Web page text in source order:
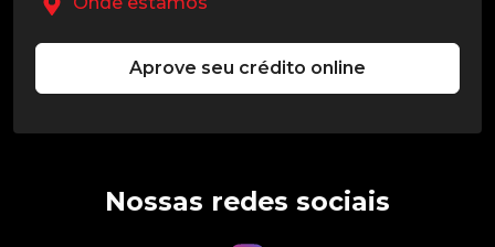
Aprove seu crédito online
Nossas redes sociais